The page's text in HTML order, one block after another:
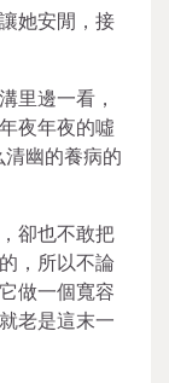
她安閒，接
里邊一看，
夜年夜的噓
幽的養病的
卻也不敢把
，所以不論
做一個寬容
老是這末一